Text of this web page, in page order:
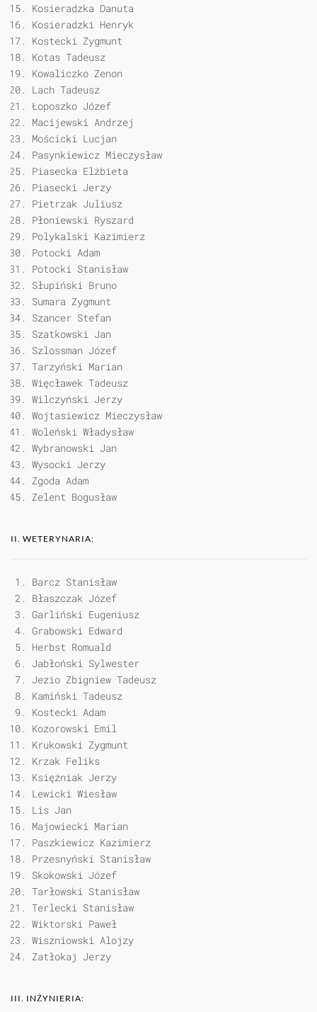
Kosieradzka Danuta
Kosieradzki Henryk
Kostecki Zygmunt
Kotas Tadeusz
Kowaliczko Zenon
Lach Tadeusz
Łoposzko Józef
Macijewski Andrzej
Mościcki Lucjan
Pasynkiewicz Mieczysław
Piasecka Elżbieta
Piasecki Jerzy
Pietrzak Juliusz
Płoniewski Ryszard
Polykalski Kazimierz
Potocki Adam
Potocki Stanisław
Słupiński Bruno
Sumara Zygmunt
Szancer Stefan
Szatkowski Jan
Szlossman Józef
Tarzyński Marian
Więcławek Tadeusz
Wilczyński Jerzy
Wojtasiewicz Mieczysław
Woleński Władysław
Wybranowski Jan
Wysocki Jerzy
Zgoda Adam
Zelent Bogusław
II. WETERYNARIA:
Barcz Stanisław
Błaszczak Józef
Garliński Eugeniusz
Grabowski Edward
Herbst Romuald
Jabłoński Sylwester
Jezio Zbigniew Tadeusz
Kamiński Tadeusz
Kostecki Adam
Kozorowski Emil
Krukowski Zygmunt
Krzak Feliks
Księżniak Jerzy
Lewicki Wiesław
Lis Jan
Majowiecki Marian
Paszkiewicz Kazimierz
Przesnyński Stanisław
Skokowski Józef
Tarłowski Stanisław
Terlecki Stanisław
Wiktorski Paweł
Wiszniowski Alojzy
Zatłokaj Jerzy
III. INŻYNIERIA: